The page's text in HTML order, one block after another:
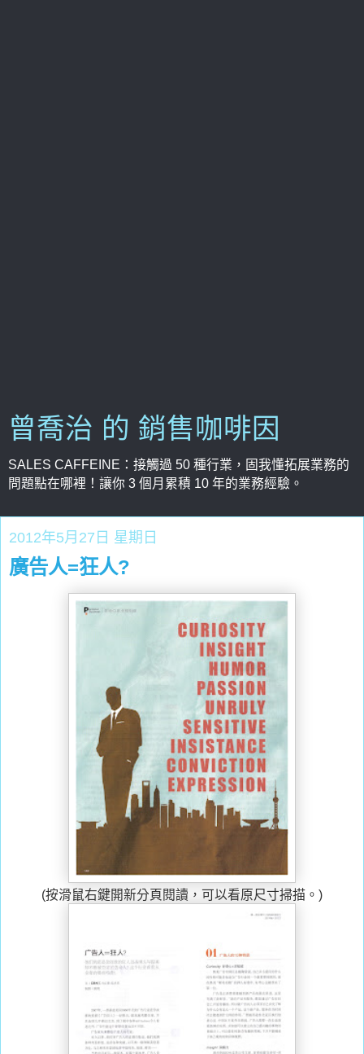
曾喬治 的 銷售咖啡因
SALES CAFFEINE：接觸過 50 種行業，固我懂拓展業務的
問題點在哪裡！讓你 3 個月累積 10 年的業務經驗。
2012年5月27日 星期日
廣告人=狂人?
(按滑鼠右鍵開新分頁閱讀，可以看原尺寸掃描。)